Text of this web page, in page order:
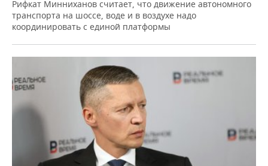
Рифкат Минниханов считает, что движение автономного
транспорта на шоссе, воде и в воздухе надо
координировать с единой платформы